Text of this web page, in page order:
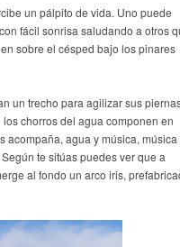
un pálpito de vida. Uno puede
fácil sonrisa saludando a otros
sobre el césped bajo los pinares
un trecho para agilizar sus
chorros del agua componen en
acompaña, agua y música, música
te sitúas puedes ver que a
al fondo un arco iris,